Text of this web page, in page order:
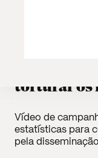
torturar os
Vídeo de
estatísticas para
pela